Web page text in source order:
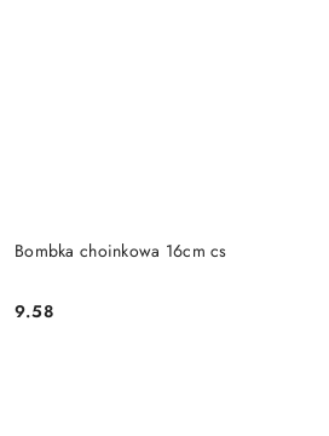
Bombka choinkowa 16cm cs
Cena:
9.58